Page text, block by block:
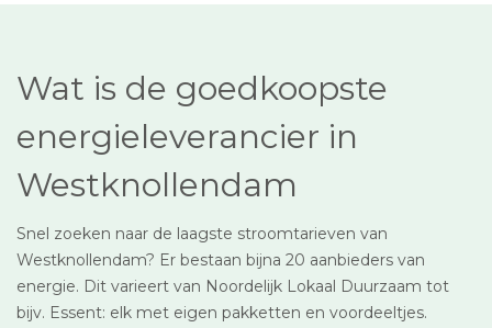
Wat is de goedkoopste
energieleverancier in
Westknollendam
Snel zoeken naar de laagste stroomtarieven van
Westknollendam? Er bestaan bijna 20 aanbieders van
energie. Dit varieert van Noordelijk Lokaal Duurzaam tot
bijv. Essent: elk met eigen pakketten en voordeeltjes.